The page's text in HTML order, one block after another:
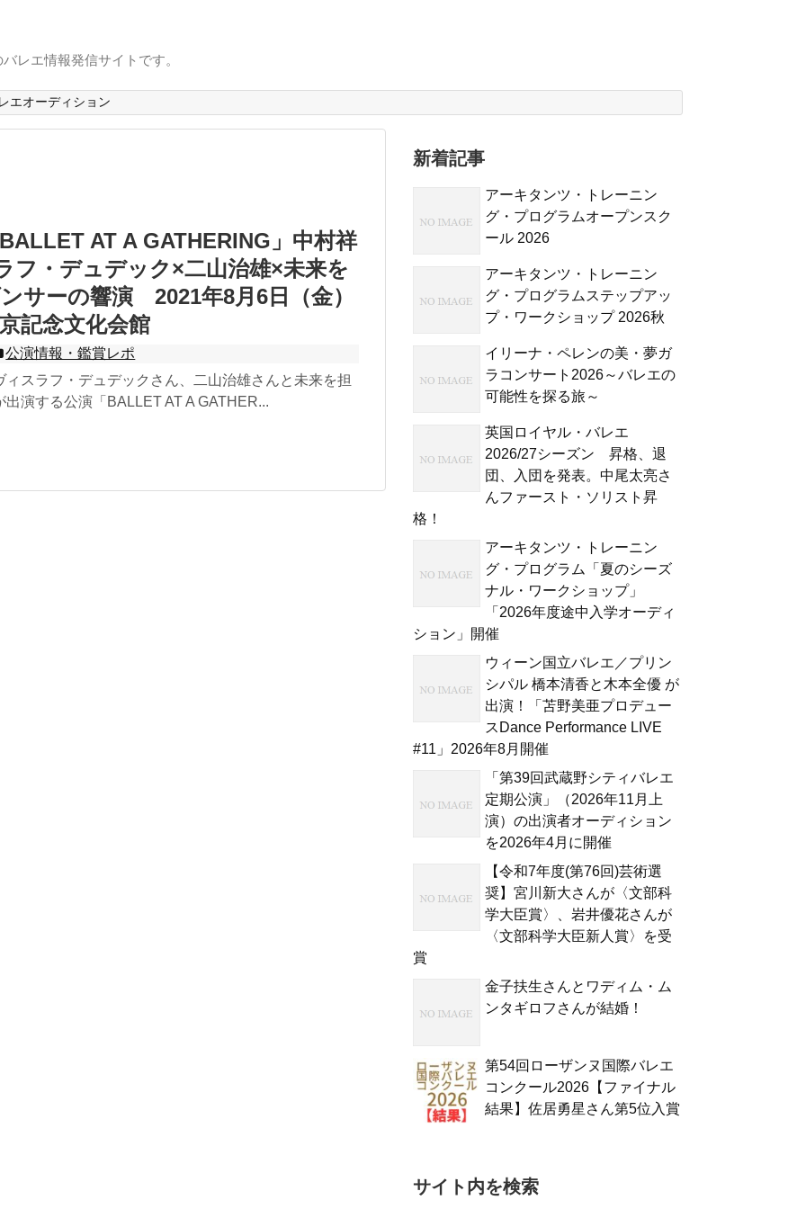
レエ情報発信サイトです。
エオーディション
BALLET AT A GATHERING」中村祥
フ・デュデック×二山治雄×未来を
サーの響演 2021年8月6日（金）
記念文化会館
公演情報・鑑賞レポ
ィスラフ・デュデックさん、二山治雄さんと未来を担
出演する公演「BALLET AT A GATHER...
新着記事
アーキタンツ・トレーニン
グ・プログラムオープンスク
ール 2026
アーキタンツ・トレーニン
グ・プログラムステップアッ
プ・ワークショップ 2026秋
イリーナ・ペレンの美・夢ガ
ラコンサート2026～バレエの
可能性を探る旅～
英国ロイヤル・バレエ
2026/27シーズン 昇格、退
団、入団を発表。中尾太亮さ
んファースト・ソリスト昇
格！
アーキタンツ・トレーニン
グ・プログラム「夏のシーズ
ナル・ワークショップ」
「2026年度途中入学オーディ
ション」開催
ウィーン国立バレエ／プリン
シパル 橋本清香と木本全優 が
出演！「苫野美亜プロデュー
スDance Performance LIVE
#11」2026年8月開催
「第39回武蔵野シティバレエ
定期公演」（2026年11月上
演）の出演者オーディション
を2026年4月に開催
【令和7年度(第76回)芸術選
奨】宮川新大さんが〈文部科
学大臣賞〉、岩井優花さんが
〈文部科学大臣新人賞〉を受
賞
金子扶生さんとワディム・ム
ンタギロフさんが結婚！
第54回ローザンヌ国際バレエ
コンクール2026【ファイナル
結果】佐居勇星さん第5位入賞
サイト内を検索